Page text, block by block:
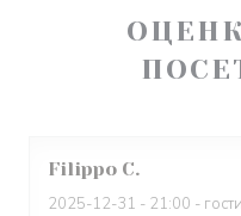
Filippo C
2025-12-31 - 21:00 -